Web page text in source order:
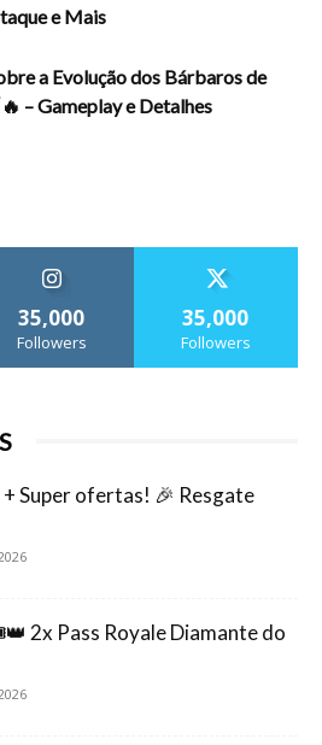
e Mais
a Evolução dos Bárbaros de
– Gameplay e Detalhes
35,000
Followers
35,000
Followers
Super ofertas! 🎉 Resgate
2x Pass Royale Diamante do